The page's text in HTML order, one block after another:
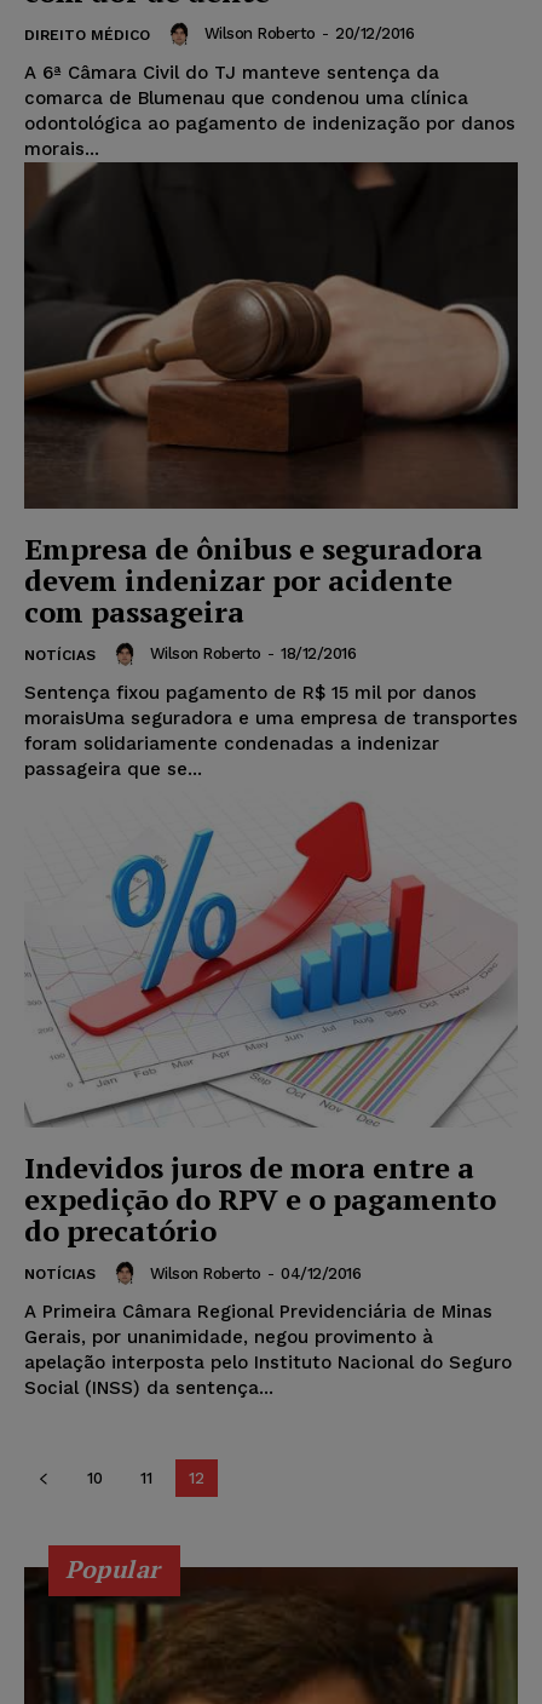
DIREITO MÉDICO Wilson Roberto - 20/12/2016
A 6ª Câmara Civil do TJ manteve sentença da
comarca de Blumenau que condenou uma clínica
odontológica ao pagamento de indenização por danos
morais...
Empresa de ônibus e seguradora
devem indenizar por acidente
com passageira
NOTÍCIAS Wilson Roberto - 18/12/2016
Sentença fixou pagamento de R$ 15 mil por danos
moraisUma seguradora e uma empresa de transportes
foram solidariamente condenadas a indenizar
passageira que se...
Indevidos juros de mora entre a
expedição do RPV e o pagamento
do precatório
NOTÍCIAS Wilson Roberto - 04/12/2016
A Primeira Câmara Regional Previdenciária de Minas
Gerais, por unanimidade, negou provimento à
apelação interposta pelo Instituto Nacional do Seguro
Social (INSS) da sentença...
10 11 12
Popular